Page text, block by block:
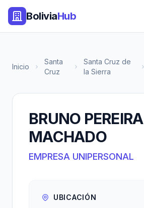
BoliviaHub
Inicio
Santa
Cruz
Santa Cruz de
la Sierra
BRUNO PEREIRA
MACHADO
EMPRESA UNIPERSONAL
UBICACIÓN